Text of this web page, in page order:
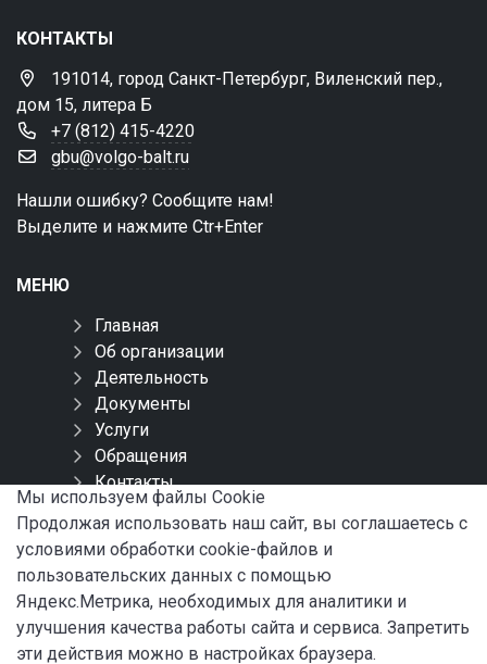
КОНТАКТЫ
191014, город Санкт-Петербург, Виленский пер.,
дом 15, литера Б
+7 (812) 415-4220
gbu@volgo-balt.ru
Нашли ошибку? Сообщите нам!
Выделите и нажмите Ctr+Enter
МЕНЮ
Главная
Об организации
Деятельность
Документы
Услуги
Обращения
Контакты
Карта сайта
СОЦИАЛЬНЫЕ СЕТИ
Мы используем файлы Сookie
Продолжая использовать наш сайт, вы соглашаетесь с
условиями обработки cookie-файлов и
пользовательских данных с помощью
Яндекс.Метрика, необходимых для аналитики и
улучшения качества работы сайта и сервиса. Запретить
эти действия можно в настройках браузера.